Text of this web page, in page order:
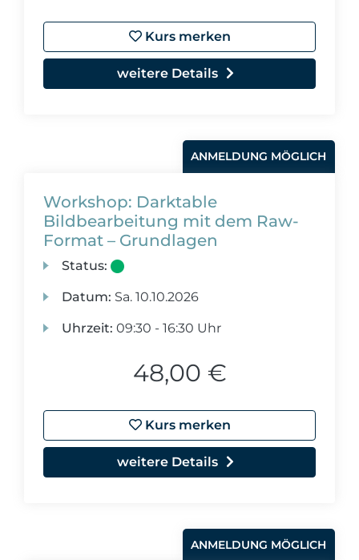
Kurs merken
weitere Details
ANMELDUNG MÖGLICH
Workshop: Darktable
Bildbearbeitung mit dem Raw-
Format – Grundlagen
Status:
Datum: Sa. 10.10.2026
Uhrzeit: 09:30 - 16:30 Uhr
48,00 €
Kurs merken
weitere Details
ANMELDUNG MÖGLICH